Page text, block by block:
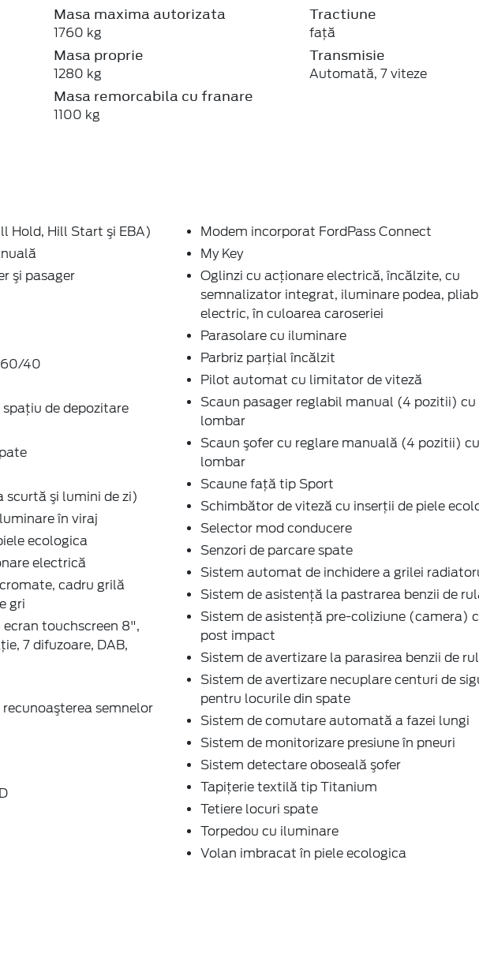
Masa maxima autorizata
1760 kg
Masa proprie
1280 kg
Masa remorcabila cu franare
1100 kg
Tractiune
faţă
Transmisie
Automată, 7 viteze
Hold, Hill Start şi EBA)
şi pasager
60/40
de depozitare
scurtă şi lumini de zi)
în viraj
ecologica
electrică
cadru grilă
gri
ecran touchscreen 8",
7 difuzoare, DAB,
semnelor
Modem incorporat FordPass Connect
My Key
Oglinzi cu acţionare electrică, încălzite, cu
semnalizator integrat, iluminare podea,
electric, în culoarea caroseriei
Parasolare cu iluminare
Parbriz parţial încălzit
Pilot automat cu limitator de viteză
Scaun pasager reglabil manual (4 pozitii)
lombar
Scaun şofer cu reglare manuală (4 pozitii)
lombar
Scaune faţă tip Sport
Schimbător de viteză cu inserţii de piele
Selector mod conducere
Senzori de parcare spate
Sistem automat de inchidere a grilei
Sistem de asistenţă la pastrarea benzii de
Sistem de asistenţă pre-coliziune (camera)
post impact
Sistem de avertizare la parasirea benzii de
Sistem de avertizare necuplare centuri de
pentru locurile din spate
Sistem de comutare automată a fazei lungi
Sistem de monitorizare presiune în pneuri
Sistem detectare oboseală şofer
Tapiţerie textilă tip Titanium
Tetiere locuri spate
Torpedou cu iluminare
Volan imbracat în piele ecologica